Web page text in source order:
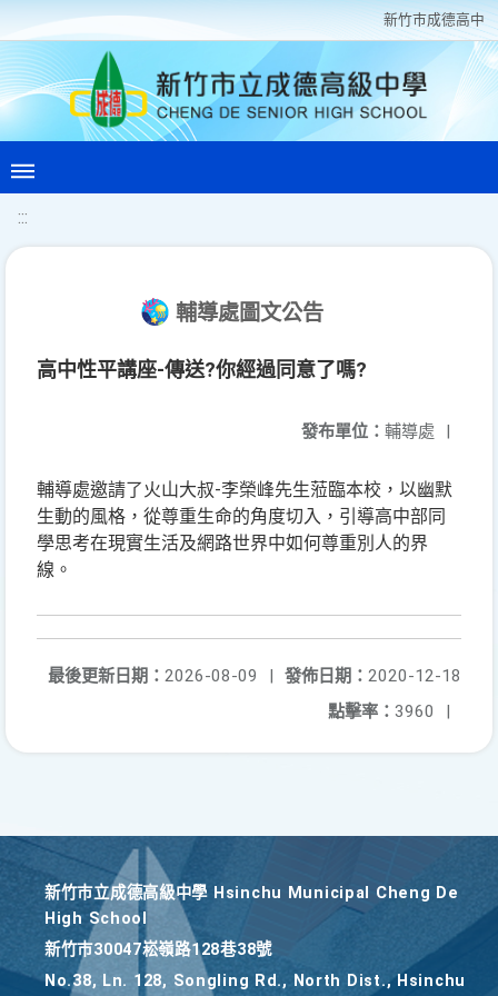
新竹巿成德高中
:::
輔導處圖文公告
高中性平講座-傳送?你經過同意了嗎?
發布單位： 輔導處 |
輔導處邀請了火山大叔-李榮峰先生蒞臨本校，以幽默
生動的風格，從尊重生命的角度切入，引導高中部同
學思考在現實生活及網路世界中如何尊重別人的界
線。
發佈日期： 2020-12-18
最後更新日期： 2026-08-09
|
點擊率： 3960 |
新竹巿立成德高級中學 Hsinchu Municipal Cheng De
High School
新竹巿30047崧嶺路128巷38號
No.38, Ln. 128, Songling Rd., North Dist., Hsinchu